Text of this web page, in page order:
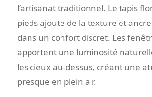
l’artisanat traditionnel. Le tapis
pieds ajoute de la texture et ancre
dans un confort discret. Les
apportent une luminosité
les cieux au-dessus, créant une
presque en plein air.